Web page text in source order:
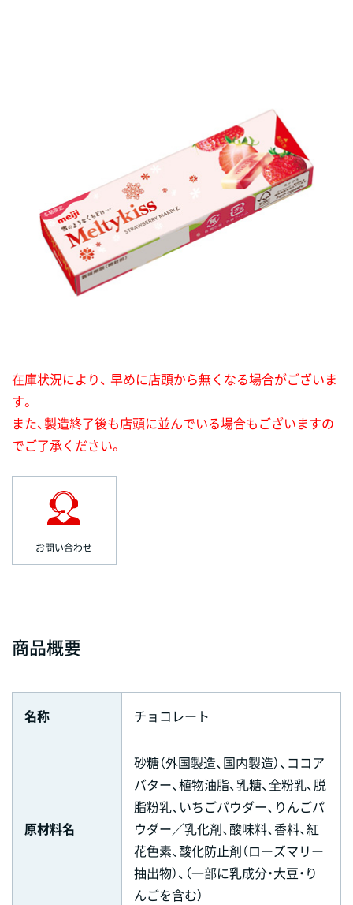
在庫状況により、 早めに店頭から無くなる場合がございま
す。
また、製造終了後も店頭に並んでいる場合もございますの
でご了承ください。
お問い合わせ
商品概要
名称 チョコレート
原材料名
砂糖（外国製造、国内製造）、ココア
バター、植物油脂、乳糖、全粉乳、脱
脂粉乳、いちごパウダー、りんごパ
ウダー／乳化剤、酸味料、香料、紅
花色素、酸化防止剤（ローズマリー
抽出物）、（一部に乳成分・大豆・り
んごを含む）